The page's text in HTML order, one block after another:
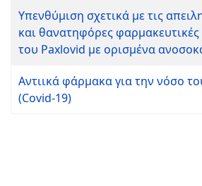
Yπενθύμιση σχετικά με τις
και θανατηφόρες
του Paxlovid με ορισμένα
Αντιικά φάρμακα για την νόσο
(Covid-19)